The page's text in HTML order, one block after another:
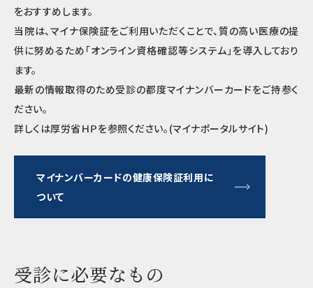
をおすすめします。
当院は、マイナ保険証をご利用いただくことで、質の高い医療の提
供に努めるため「オンライン資格確認等システム」を導入しており
ます。
最新の情報取得のため受診の都度マイナンバーカードをご持参く
ださい。
詳しくは厚労省ＨＰを参照ください。(マイナポータルサイト)
マイナンバーカードの健康保険証利用に
ついて
受診に必要なもの